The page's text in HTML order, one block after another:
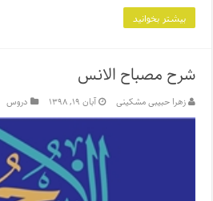
بیشتر بخوانید
شرح مصباح الانس
زهرا حبیبی مشکینی آبان ۱۹, ۱۳۹۸ دروس